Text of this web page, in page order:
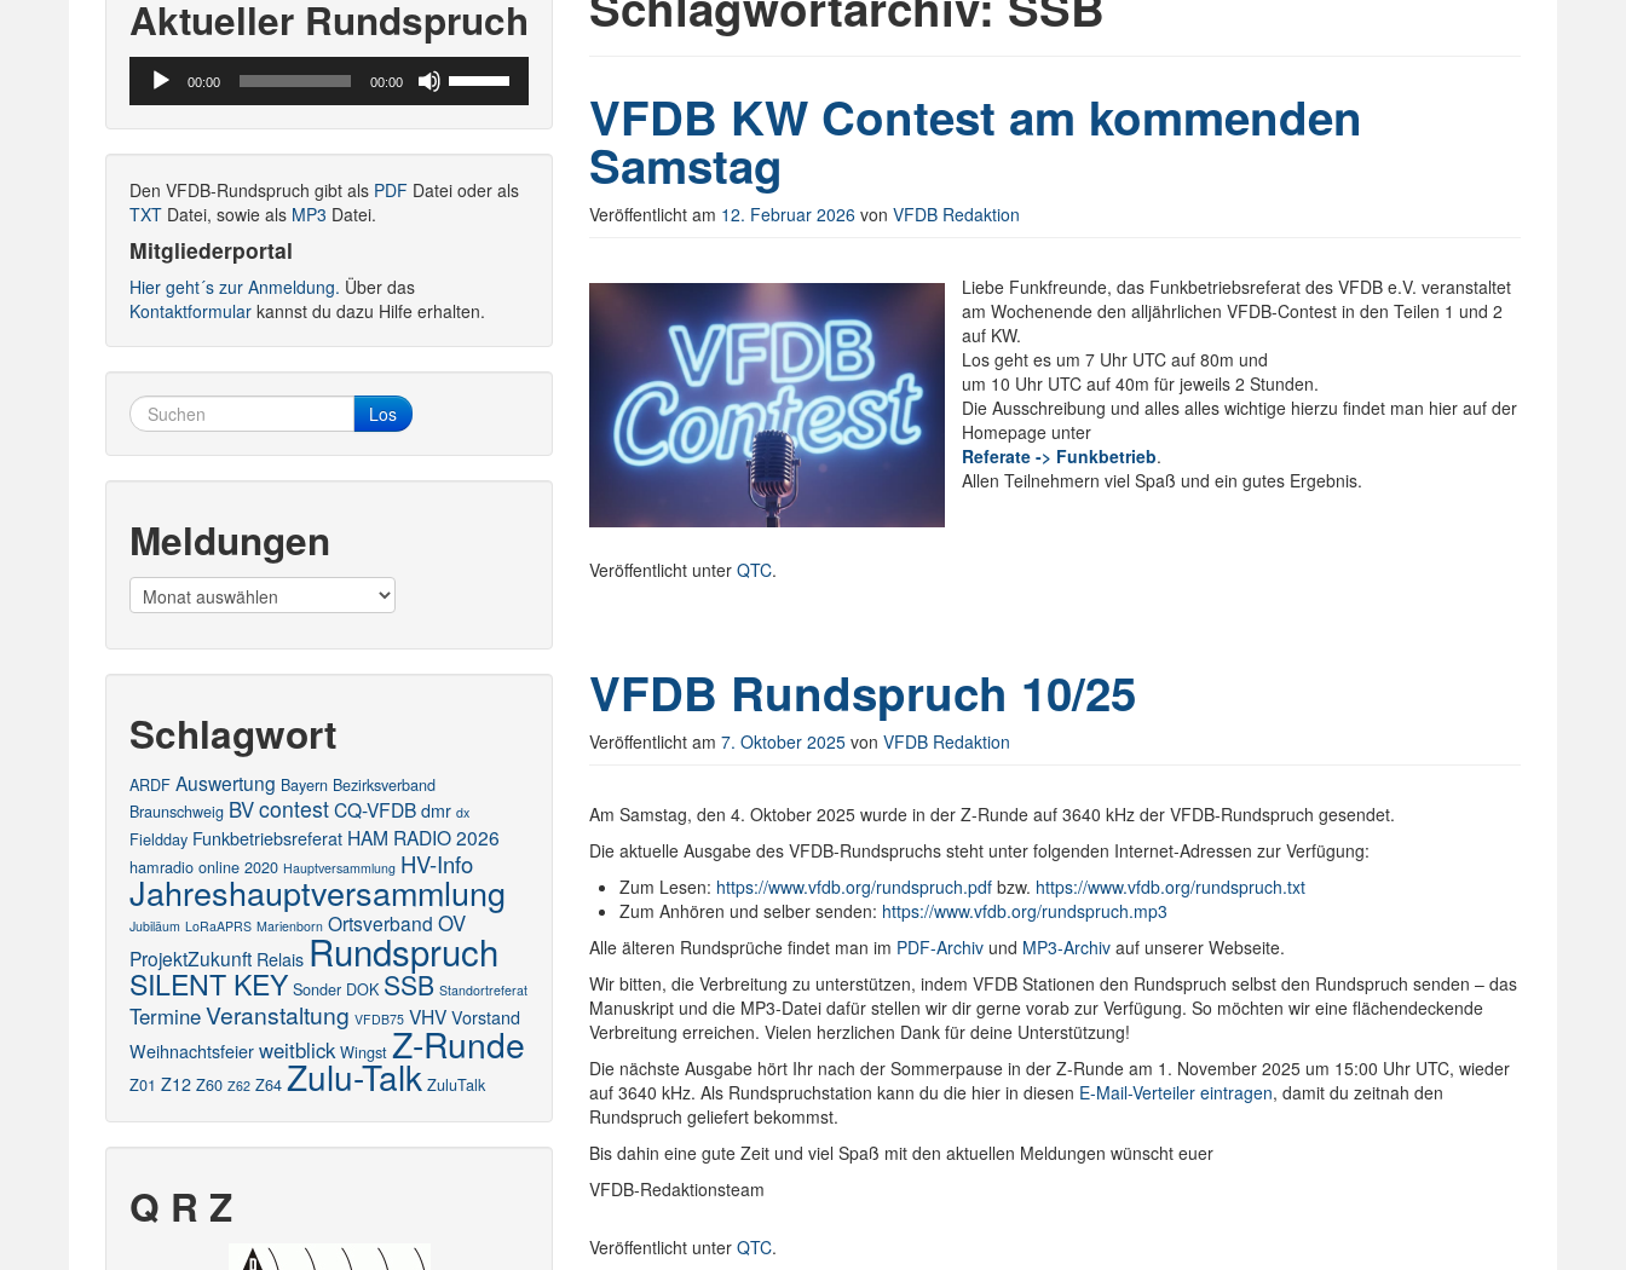
VFDB KW Contest am kommenden
Samstag
Veröffentlicht am 12. Februar 2026 von VFDB Redaktion
Liebe Funkfreunde, das Funkbetriebsreferat des VFDB e.V. veranstaltet
am Wochenende den alljährlichen VFDB-Contest in den Teilen 1 und 2
auf KW.
Los geht es um 7 Uhr UTC auf 80m und
um 10 Uhr UTC auf 40m für jeweils 2 Stunden.
Die Ausschreibung und alles alles wichtige hierzu findet man hier auf der
Homepage unter
Referate -> Funkbetrieb.
Allen Teilnehmern viel Spaß und ein gutes Ergebnis.
Veröffentlicht unter QTC.
VFDB Rundspruch 10/25
Veröffentlicht am 7. Oktober 2025 von VFDB Redaktion
Am Samstag, den 4. Oktober 2025 wurde in der Z-Runde auf 3640 kHz der VFDB-Rundspruch gesendet.
Die aktuelle Ausgabe des VFDB-Rundspruchs steht unter folgenden Internet-Adressen zur Verfügung:
Zum Lesen: https://www.vfdb.org/rundspruch.pdf bzw. https://www.vfdb.org/rundspruch.txt
Zum Anhören und selber senden: https://www.vfdb.org/rundspruch.mp3
Alle älteren Rundsprüche findet man im PDF-Archiv und MP3-Archiv auf unserer Webseite.
Wir bitten, die Verbreitung zu unterstützen, indem VFDB Stationen den Rundspruch selbst den Rundspruch senden – das
Manuskript und die MP3-Datei dafür stellen wir dir gerne vorab zur Verfügung. So möchten wir eine flächendeckende
Verbreitung erreichen. Vielen herzlichen Dank für deine Unterstützung!
Die nächste Ausgabe hört Ihr nach der Sommerpause in der Z-Runde am 1. November 2025 um 15:00 Uhr UTC, wieder
auf 3640 kHz. Als Rundspruchstation kann du die hier in diesen E-Mail-Verteiler eintragen, damit du zeitnah den
Rundspruch geliefert bekommst.
Bis dahin eine gute Zeit und viel Spaß mit den aktuellen Meldungen wünscht euer
VFDB-Redaktionsteam
Veröffentlicht unter QTC.
Aktueller Rundspruch
Audio-
Player
00:00 00:00
Hoch/Runter
Lautstärke
Den VFDB-Rundspruch gibt als PDF Datei oder als
TXT Datei, sowie als MP3 Datei.
Mitgliederportal
Hier geht´s zur Anmeldung. Über das
Kontaktformular kannst du dazu Hilfe erhalten.
Los
Meldungen
Meldungen
Schlagwort
ARDF Auswertung Bayern Bezirksverband
Braunschweig BVcontestCQ-VFDB dmr dx
Fieldday Funkbetriebsreferat HAM RADIO 2026
hamradio online 2020 Hauptversammlung HV-Info
Jahreshauptversammlung
Jubiläum LoRaAPRS Marienborn Ortsverband OV
ProjektZukunft Relais Rundspruch
SILENT KEY Sonder DOK SSB Standortreferat
TermineVeranstaltung VFDB75 VHV Vorstand
Weihnachtsfeier weitblick Wingst Z-Runde
Z01 Z12 Z60 Z62 Z64 Zulu-Talk ZuluTalk
Q R Z